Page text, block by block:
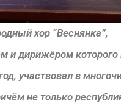
хор “Веснянка”,
и дирижёром
участвовал в
не только